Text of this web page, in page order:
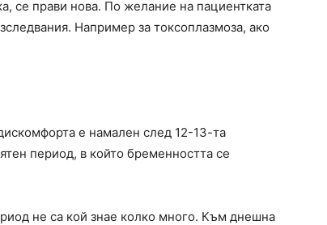
се прави нова. По желание на пациентката
Например за токсоплазмоза, ако
е намален след 12-13-та
период, в който бременността се
не са кой знае колко много. Към днешна